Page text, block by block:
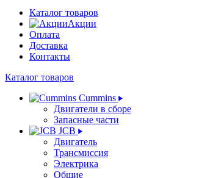
Каталог товаров
Акции
Оплата
Доставка
Контакты
Каталог товаров
Cummins
Двигатели в сборе
Запасные части
JCB
Двигатель
Трансмиссия
Электрика
Общие